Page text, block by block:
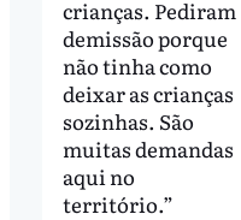
crianças. Pediram
demissão porque
não tinha como
deixar as crianças
sozinhas. São
muitas demandas
aqui no
território.”